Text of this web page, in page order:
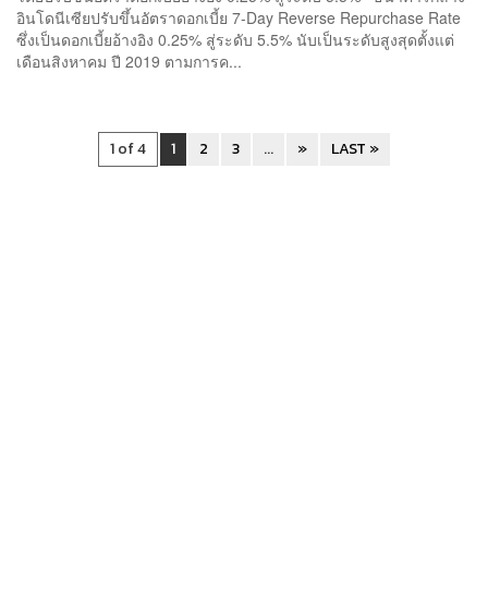
อินโดนีเซียปรับขึ้นอัตราดอกเบี้ย 7-Day Reverse Repurchase Rate
ซึ่งเป็นดอกเบี้ยอ้างอิง 0.25% สู่ระดับ 5.5% นับเป็นระดับสูงสุดตั้งแต่
เดือนสิงหาคม ปี 2019 ตามการค...
1 of 4 1 2 3 ... » LAST »